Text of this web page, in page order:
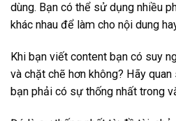
dùng. Bạn có thể sử dụng nhiều
khác nhau để làm cho nội dung
Khi bạn viết content bạn có suy
và chặt chẽ hơn không? Hãy
bạn phải có sự thống nhất trong